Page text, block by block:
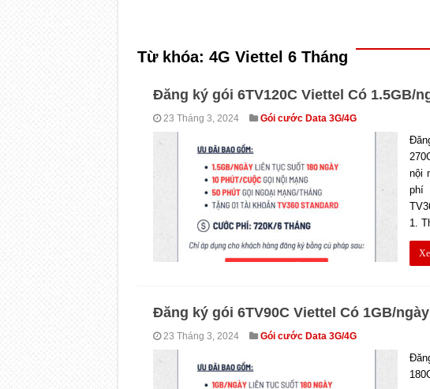
Từ khóa: 4G Viettel 6 Tháng
Đăng ký gói 6TV120C Viettel Có 1.5GB/
23 Tháng 3, 2024 Gói cước Data 3G/4G
nội
phí
1.
Đăng ký gói 6TV90C Viettel Có 1GB/
23 Tháng 3, 2024 Gói cước Data 3G/4G